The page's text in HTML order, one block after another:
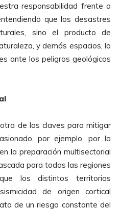
responsabilidad frente a
que los desastres
sino el producto de
y demás espacios, lo
ante los peligros geológicos
de las claves para mitigar
por ejemplo, por la
la preparación multisectorial
para todas las regiones
los distintos territorios
de origen cortical
de un riesgo constante del